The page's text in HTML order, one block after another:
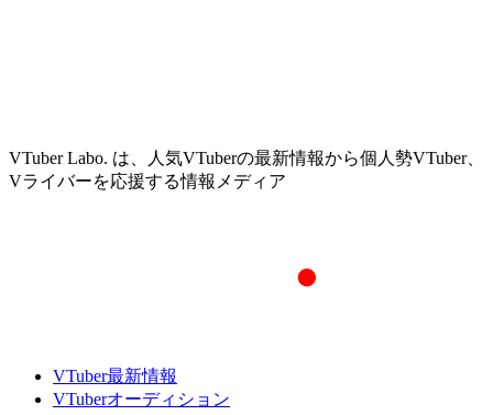
VTuber Labo. は、人気VTuberの最新情報から個人勢VTuber、
Vライバーを応援する情報メディア
VTuber最新情報
VTuberオーディション